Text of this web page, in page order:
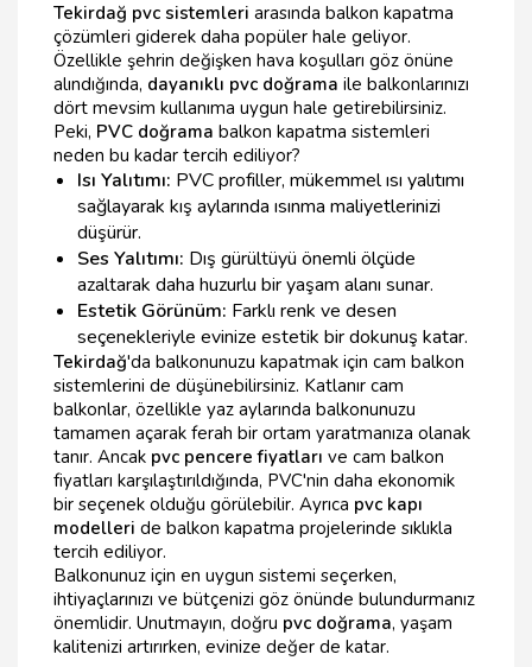
Tekirdağ pvc sistemleri arasında balkon kapatma
çözümleri giderek daha popüler hale geliyor.
Özellikle şehrin değişken hava koşulları göz önüne
alındığında, dayanıklı pvc doğrama ile balkonlarınızı
dört mevsim kullanıma uygun hale getirebilirsiniz.
Peki, PVC doğrama balkon kapatma sistemleri
neden bu kadar tercih ediliyor?
Isı Yalıtımı: PVC profiller, mükemmel ısı yalıtımı
sağlayarak kış aylarında ısınma maliyetlerinizi
düşürür.
Ses Yalıtımı: Dış gürültüyü önemli ölçüde
azaltarak daha huzurlu bir yaşam alanı sunar.
Estetik Görünüm: Farklı renk ve desen
seçenekleriyle evinize estetik bir dokunuş katar.
Tekirdağ'da balkonunuzu kapatmak için cam balkon
sistemlerini de düşünebilirsiniz. Katlanır cam
balkonlar, özellikle yaz aylarında balkonunuzu
tamamen açarak ferah bir ortam yaratmanıza olanak
tanır. Ancak pvc pencere fiyatları ve cam balkon
fiyatları karşılaştırıldığında, PVC'nin daha ekonomik
bir seçenek olduğu görülebilir. Ayrıca pvc kapı
modelleri de balkon kapatma projelerinde sıklıkla
tercih ediliyor.
Balkonunuz için en uygun sistemi seçerken,
ihtiyaçlarınızı ve bütçenizi göz önünde bulundurmanız
önemlidir. Unutmayın, doğru pvc doğrama, yaşam
kalitenizi artırırken, evinize değer de katar.